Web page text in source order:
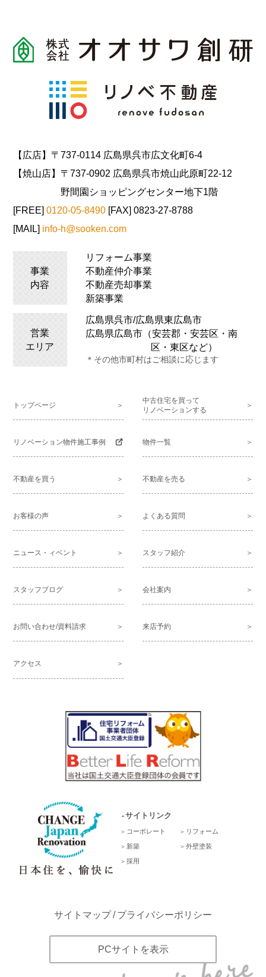
【広店】〒737-0114 広島県呉市広文化町6-4
【焼山店】〒737-0902 広島県呉市焼山此原町22-12
野間園ショッピングセンター地下1階
[FREE]0120-05-8490 [FAX] 0823-27-8788
[MAIL] info-h@sooken.com
事業
内容
リフォーム事業
不動産仲介事業
不動産売却事業
新築事業
営業
エリア
広島県呉市/広島県東広島市
広島県広島市（安芸郡・安芸区・南
区・東区など）
＊その他市町村はご相談に応じます
トップページ
中古住宅を買って
リノベーションする
リノベーション物件施工事例 物件一覧
不動産を買う 不動産を売る
お客様の声 よくある質問
ニュース・ィベント スタッフ紹介
スタッフブログ 会社案内
お問い合わせ/資料請求 来店予約
アクセス
サイトリンク
コーポレート リフォーム
新築 外壁塗装
採用
サイトマップ プライバシーポリシー
PCサイトを表示